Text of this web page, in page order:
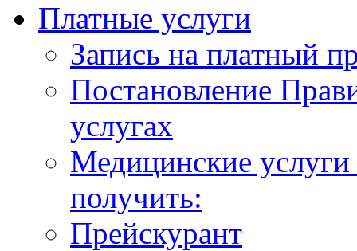
Платные услуги
Запись на платный
Постановление
услугах
Медицинские
получить:
Прейскурант